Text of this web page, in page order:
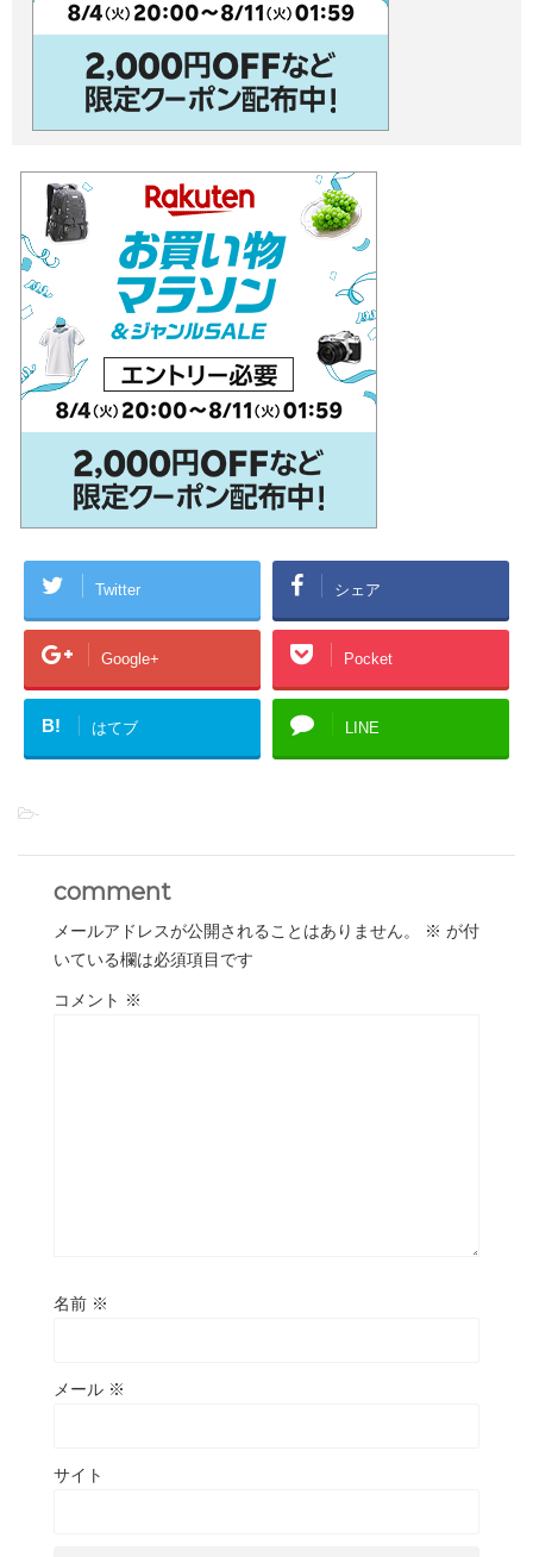
Twitter シェア
Google+ Pocket
B! はてブ LINE
-
comment
メールアドレスが公開されることはありません。 ※ が付
いている欄は必須項目です
コメント ※
名前 ※
メール ※
サイト